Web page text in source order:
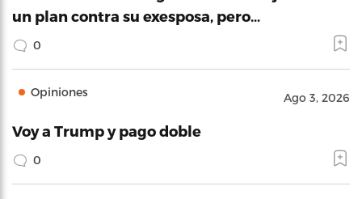
un plan contra su exesposa, pero…
0
Opiniones Ago 3, 2026
Voy a Trump y pago doble
0